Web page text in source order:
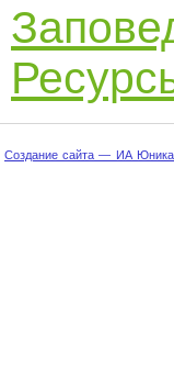
Создание сайта — ИА